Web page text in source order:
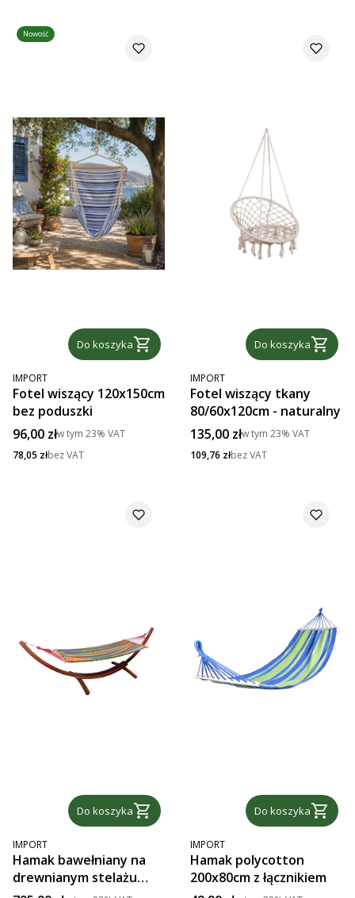
Nowość
Do koszyka
PRODUCENT
IMPORT
Fotel wiszący 120x150cm
bez poduszki
Cena brutto
96,00 złw tym 23% VAT
Cena netto
78,05 złbez VAT
Do koszyka
PRODUCENT
IMPORT
Fotel wiszący tkany
80/60x120cm - naturalny
Cena brutto
135,00 złw tym 23% VAT
Cena netto
109,76 złbez VAT
Do koszyka
PRODUCENT
IMPORT
Hamak bawełniany na
drewnianym stelażu
Do koszyka
PRODUCENT
IMPORT
Hamak polycotton
200x80cm z łącznikiem